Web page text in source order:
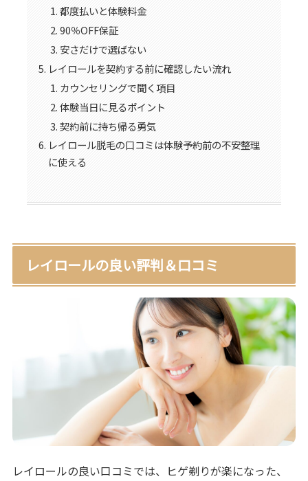
都度払いと体験料金
90％OFF保証
安さだけで選ばない
レイロールを契約する前に確認したい流れ
カウンセリングで聞く項目
体験当日に見るポイント
契約前に持ち帰る勇気
レイロール脱毛の口コミは体験予約前の不安整理
に使える
レイロールの良い評判＆口コミ
レイロールの良い口コミでは、ヒゲ剃りが楽になった、